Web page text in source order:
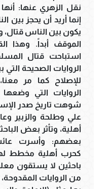
نقل الزهري عنها:
إنما أريد أن يحجز
يكون بين الناس
الموقف أبداً. وهذا
استباحت قتال
الروايات الصحيحة
للإصلاح كما مر
الروايات التي
شوهت تاريخ صدر
علي وطلحة والزبير
أهلية، وتأثر بعض
بعضهم: وأسرت
كحرب أهلية مخطط
باحثين لا يستقون
من الروايات